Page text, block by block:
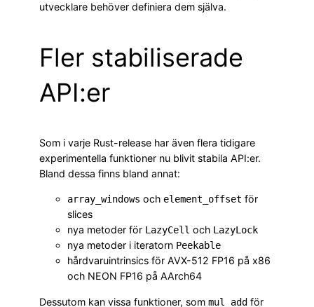
utvecklare behöver definiera dem själva.
Fler stabiliserade
API:er
Som i varje Rust-release har även flera tidigare
experimentella funktioner nu blivit stabila API:er.
Bland dessa finns bland annat:
array_windows och element_offset för
slices
nya metoder för LazyCell och LazyLock
nya metoder i iteratorn Peekable
hårdvaruintrinsics för AVX-512 FP16 på x86
och NEON FP16 på AArch64
Dessutom kan vissa funktioner, som mul_add för